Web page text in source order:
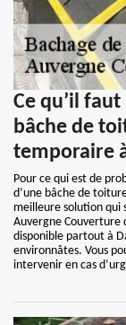
Ce qu’il
bâche de
temporaire
Pour ce qui est de
d’une bâche de
meilleure solution qui
Auvergne Couverture
disponible partout à
environnâtes. Vous
intervenir en cas